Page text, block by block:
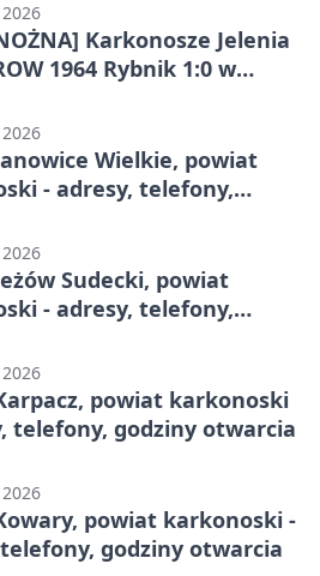
Karkonosze Jelenia
1964 Rybnik 1:0 w
Wielkie, powiat
- adresy, telefony,
Sudecki, powiat
- adresy, telefony,
powiat karkonoski
telefony, godziny otwarcia
powiat karkonoski -
godziny otwarcia